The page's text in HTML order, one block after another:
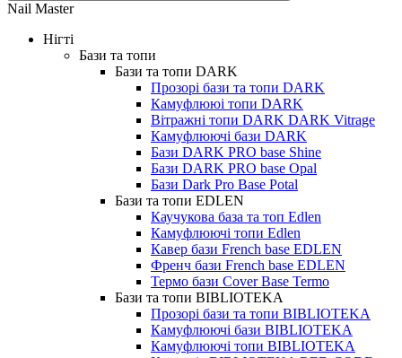
Nail Master
Нігті
Бази та топи
Бази та топи DARK
Прозорі бази та топи DARK
Камуфлююі топи DARK
Вітражні топи DARK DARK Vitrage
Камуфлюючі бази DARK
Бази DARK PRO base Shine
Бази DARK PRO base Opal
Бази Dark Pro Base Potal
Бази та топи EDLEN
Каучукова база та топ Edlen
Камуфлюючі топи Edlen
Кавер бази French base EDLEN
Френч бази French base EDLEN
Термо бази Cover Base Termo
Бази та топи BIBLIOTEKA
Прозорі бази та топи BIBLIOTEKA
Камуфлюючі бази BIBLIOTEKA
Камуфлюючі топи BIBLIOTEKA